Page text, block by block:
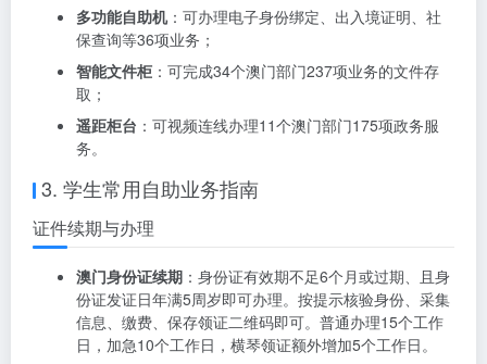
多功能自助机：可办理电子身份绑定、出入境证明、社
保查询等36项业务；
智能文件柜 ：可完成34个澳门部门237项业务的文件存
取；
遥距柜台 ：可视频连线办理11个澳门部门175项政务服
务。
3. 学生常用自助业务指南
证件续期与办理
澳门身份证续期 ：身份证有效期不足6个月或过期、且身
份证发证日年满5周岁即可办理。按提示核验身份、采集
信息、缴费、保存领证二维码即可。普通办理15个工作
日，加急10个工作日，横琴领证额外增加5个工作日。